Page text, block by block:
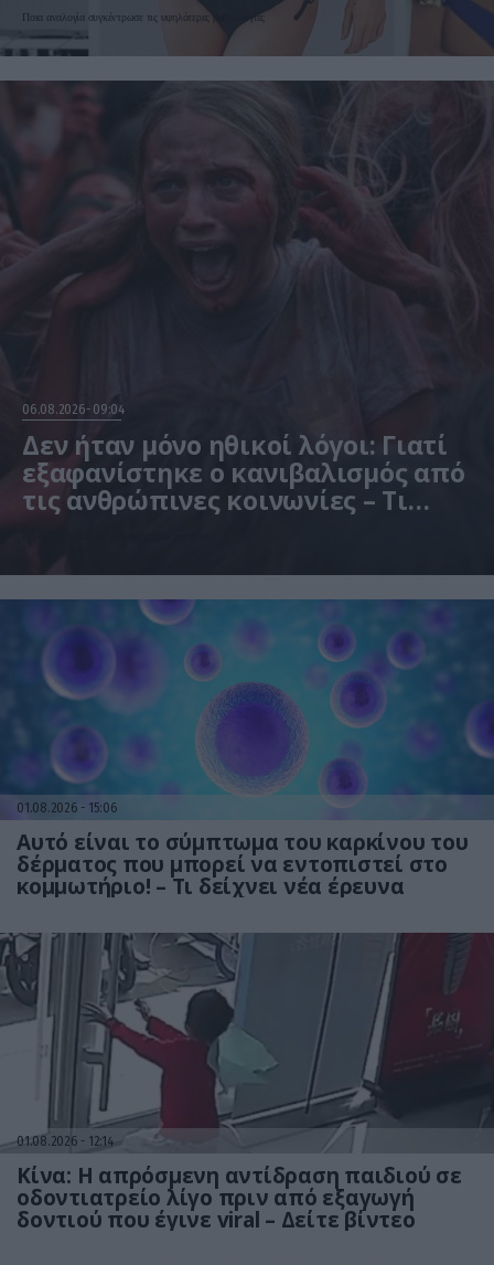
«ιδανικό» γυναικείο σώμα
Ποια αναλογία συγκέντρωσε τις υψηλότερες βαθμολογίες
06.08.2026 09:04
Δεν ήταν μόνο ηθικοί λόγοι: Γιατί
εξαφανίστηκε ο κανιβαλισμός από
τις ανθρώπινες κοινωνίες – Τι
01.08.2026 15:06
Αυτό είναι το σύμπτωμα του καρκίνου του
δέρματος που μπορεί να εντοπιστεί στο
κομμωτήριο! – Τι δείχνει νέα έρευνα
01.08.2026 12:14
Κίνα: Η απρόσμενη αντίδραση παιδιού σε
οδοντιατρείο λίγο πριν από εξαγωγή
δοντιού που έγινε viral – Δείτε βίντεο